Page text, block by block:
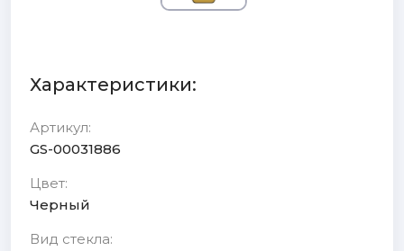
Характеристики:
Артикул:
GS-00031886
Цвет:
Черный
Вид стекла: